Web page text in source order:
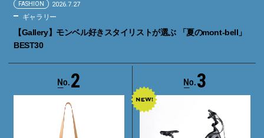
FASHION 2026.7.27
ギャラリー
【Gallery】モンベル好きスタイリストが選ぶ 「夏のmont-bell」
BEST30
2 3